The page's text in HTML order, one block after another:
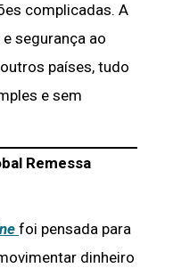
complicadas. A
segurança ao
países, tudo
e sem
Remessa
foi pensada para
dinheiro